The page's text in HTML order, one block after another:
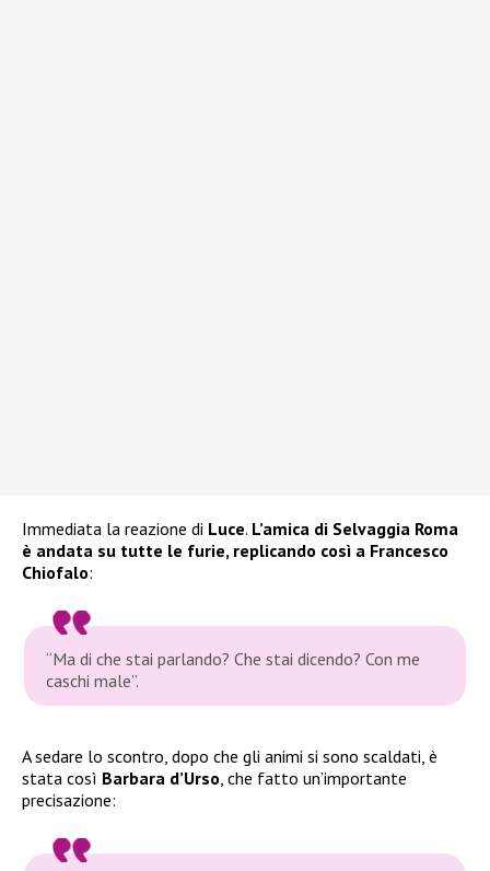
Immediata la reazione di Luce. L’amica di Selvaggia Roma
è andata su tutte le furie, replicando così a Francesco
Chiofalo:
“Ma di che stai parlando? Che stai dicendo? Con me
caschi male”.
A sedare lo scontro, dopo che gli animi si sono scaldati, è
stata così Barbara d’Urso , che fatto un’importante
precisazione: